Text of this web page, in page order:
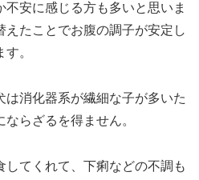
安に感じる方も多いと思いま
たことでお腹の調子が安定し
。
消化器系が繊細な子が多いた
らざるを得ません。
してくれて、下痢などの不調も